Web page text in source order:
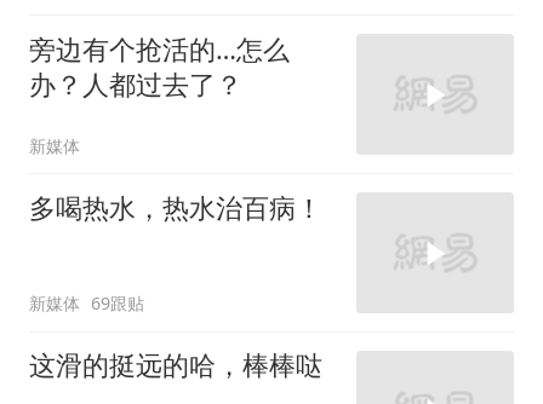
旁边有个抢活的…怎么
办？人都过去了？
新媒体
多喝热水，热水治百病！
新媒体 69跟贴
这滑的挺远的哈，棒棒哒